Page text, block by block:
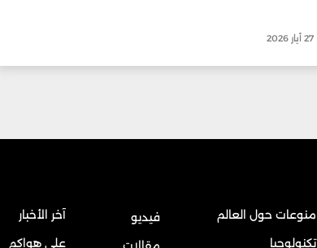
27 أيار 2026
منوعات حول العالم
تكنولوجيا
فيديو
آخر الأخبار
على هواكم